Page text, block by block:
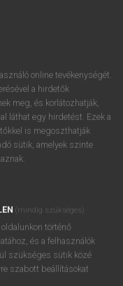
online tevékenységét.
a hirdetők
meg, és korlátozhatják,
láthat egy hirdetést. Ezek a
is megoszthatják
sütik, amelyek szinte
(mindig szükséges)
történő
és a felhasználók
szükséges sütik közé
szabott beállításokat